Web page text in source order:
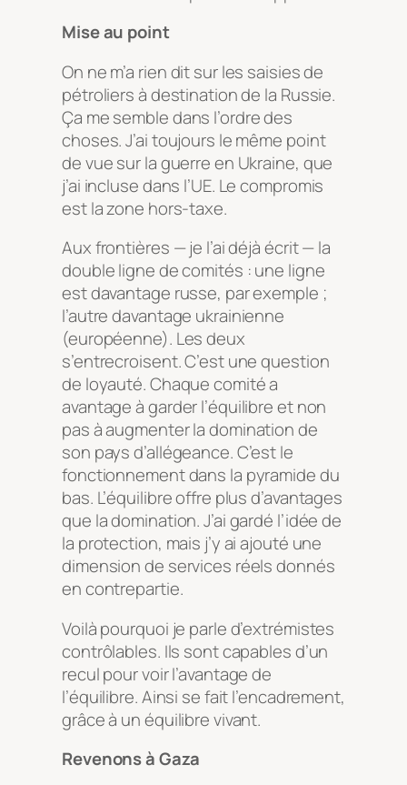
Mise au point
On ne m’a rien dit sur les saisies de
pétroliers à destination de la Russie.
Ça me semble dans l’ordre des
choses. J’ai toujours le même point
de vue sur la guerre en Ukraine, que
j’ai incluse dans l’UE. Le compromis
est la zone hors-taxe.
Aux frontières — je l’ai déjà écrit — la
double ligne de comités : une ligne
est davantage russe, par exemple ;
l’autre davantage ukrainienne
(européenne). Les deux
s’entrecroisent. C’est une question
de loyauté. Chaque comité a
avantage à garder l’équilibre et non
pas à augmenter la domination de
son pays d’allégeance. C’est le
fonctionnement dans la pyramide du
bas. L’équilibre offre plus d’avantages
que la domination. J’ai gardé l’idée de
la protection, mais j’y ai ajouté une
dimension de services réels donnés
en contrepartie.
Voilà pourquoi je parle d’extrémistes
contrôlables. Ils sont capables d’un
recul pour voir l’avantage de
l’équilibre. Ainsi se fait l’encadrement,
grâce à un équilibre vivant.
Revenons à Gaza